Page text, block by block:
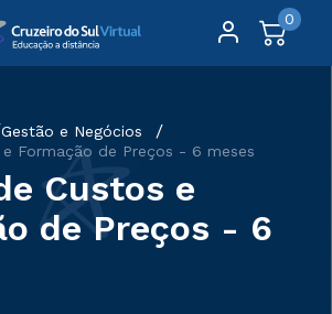
0
Gestão e Negócios
Formação de Preços - 6 meses
Custos e
de Preços - 6